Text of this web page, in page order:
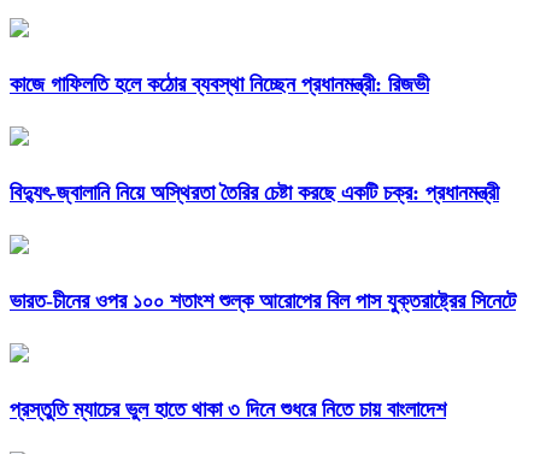
কাজে গাফিলতি হলে কঠোর ব্যবস্থা নিচ্ছেন প্রধানমন্ত্রী: রিজভী
বিদ্যুৎ-জ্বালানি নিয়ে অস্থিরতা তৈরির চেষ্টা করছে একটি চক্র: প্রধানমন্ত্রী
ভারত-চীনের ওপর ১০০ শতাংশ শুল্ক আরোপের বিল পাস যুক্তরাষ্ট্রের সিনেটে
প্রস্তুতি ম্যাচের ভুল হাতে থাকা ৩ দিনে শুধরে নিতে চায় বাংলাদেশ